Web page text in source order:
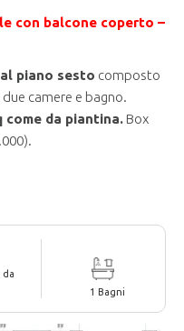
con balcone coperto –
piano sesto composto
camere e bagno.
come da piantina. Box
da
1 Bagni